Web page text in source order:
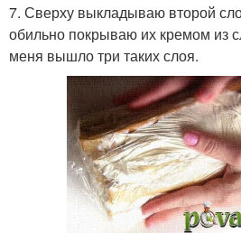
7. Сверху выкладываю второй
обильно покрываю их кремом из
меня вышло три таких слоя.